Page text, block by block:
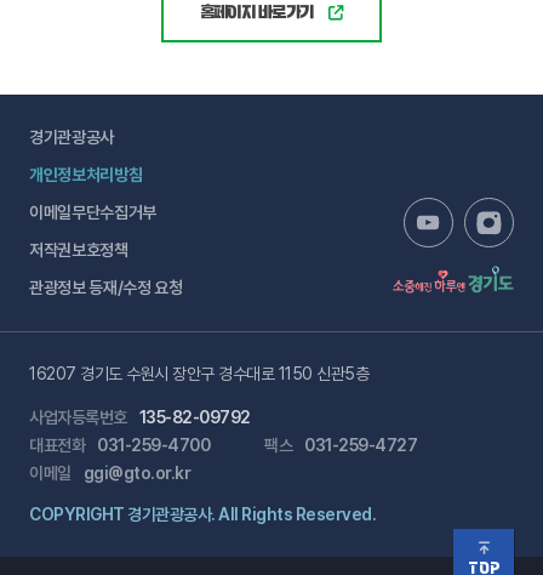
홈페이지 바로가기
TOP
경기관광공사
개인정보처리방침
이메일무단수집거부
저작권보호정책
관광정보 등재/수정 요청
16207 경기도 수원시 장안구 경수대로 1150 신관5층
사업자등록번호
135-82-09792
대표전화
031-259-4700 팩스
031-259-4727
이메일
ggi@gto.or.kr
COPYRIGHT 경기관광공사. All Rights Reserved.